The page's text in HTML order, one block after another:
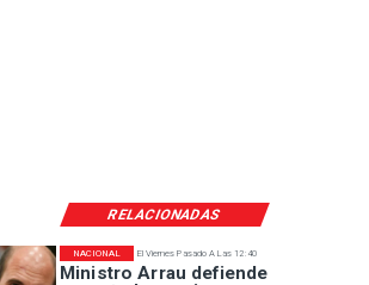
RELACIONADAS
El Viernes Pasado A Las 12:40
Ministro Arrau defiende
NACIONAL